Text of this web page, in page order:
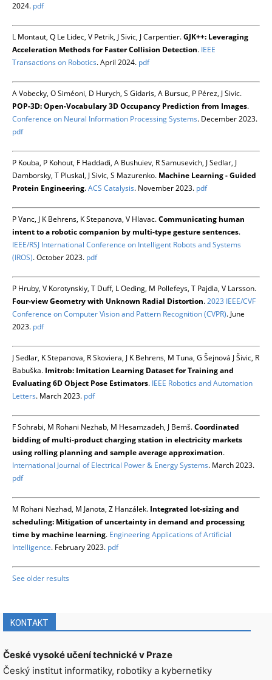
2024. pdf
L Montaut, Q Le Lidec, V Petrik, J Sivic, J Carpentier.GJK++: Leveraging
Acceleration Methods for Faster Collision Detection. IEEE
Transactions on Robotics. April 2024. pdf
A Vobecky, O Siméoni, D Hurych, S Gidaris, A Bursuc, P Pérez, J Sivic.
POP-3D: Open-Vocabulary 3D Occupancy Prediction from Images.
Conference on Neural Information Processing Systems. December 2023.
pdf
P Kouba, P Kohout, F Haddadi, A Bushuiev, R Samusevich, J Sedlar, J
Damborsky, T Pluskal, J Sivic, S Mazurenko. Machine Learning - Guided
Protein Engineering.ACS Catalysis. November 2023. pdf
P Vanc, J K Behrens, K Stepanova, V Hlavac.Communicating human
intent to a robotic companion by multi-type gesture sentences.
IEEE/RSJ International Conference on Intelligent Robots and Systems
(IROS). October 2023. pdf
P Hruby, V Korotynskiy, T Duff, L Oeding, M Pollefeys, T Pajdla, V Larsson.
Four-view Geometry with Unknown Radial Distortion.2023 IEEE/CVF
Conference on Computer Vision and Pattern Recognition (CVPR). June
2023. pdf
J Sedlar, K Stepanova, R Skoviera, J K Behrens, M Tuna, G Šejnová J Šivic, R
Babuška. Imitrob: Imitation Learning Dataset for Training and
Evaluating 6D Object Pose Estimators. IEEE Robotics and Automation
Letters. March 2023. pdf
F Sohrabi, M Rohani Nezhab, M Hesamzadeh, J Bemš.Coordinated
bidding of multi-product charging station in electricity markets
using rolling planning and sample average approximation.
International Journal of Electrical Power & Energy Systems. March 2023.
pdf
M Rohani Nezhad, M Janota, Z Hanzálek. Integrated lot-sizing and
scheduling: Mitigation of uncertainty in demand and processing
time by machine learning. Engineering Applications of Artificial
Intelligence. February 2023. pdf
See older results
KONTAKT
České vysoké učení technické v Praze
Český institut informatiky, robotiky a kybernetiky